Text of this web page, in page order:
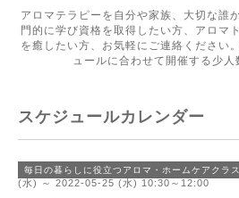
アロマテラピーを自分や家族、大切な誰
門的に学び資格を取得したい方、アロマ
を癒したい方、お気軽にご連絡ください
ュールに合わせて開催する少人
スケジュールカレンダー
毎日の暮らしに役立つアロマ・ホームケアクラ
(水) ～ 2022-05-25 (水) 10:30～12:00